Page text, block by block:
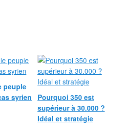
peuple
syrien
Pourquoi 350 est
supérieur à 30.000 ?
Idéal et stratégie